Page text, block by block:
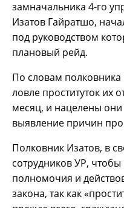
замначальника 4-го
Изатов Гайратшо,
под руководством
плановый рейд.
По словам
ловле проституток их
месяц, и нацелены
выявление причин
Полковник Изатов, в
сотрудников УР,
полномочия и
закона, так как